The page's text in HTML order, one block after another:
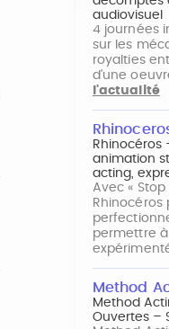
audiovisuel
4 journées
sur les
royalties
d'une
l'actualité
Rhinocéros
animation
acting,
Avec «
Rhinocéros
permettre
Method
Method
Ouvertes –